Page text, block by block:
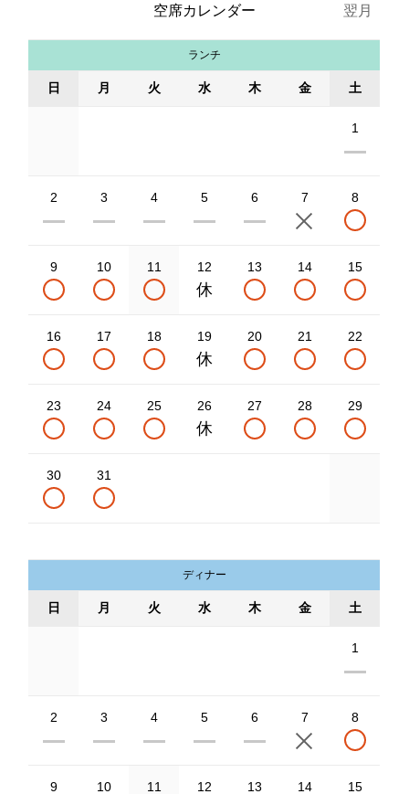
空席カレンダー 翌月
ランチ
日 月 火 水 木 金 土
1
2 3 4 5 6 7 8
9 10 11 12 13 14 15
16 17 18 19 20 21 22
23 24 25 26 27 28 29
30 31
ディナー
日 月 火 水 木 金 土
1
2 3 4 5 6 7 8
9 10 11 12 13 14 15